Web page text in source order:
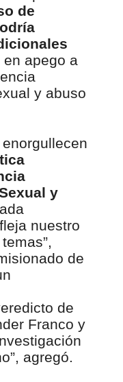
de
en apego a
y abuso
y
nuestro
de
de
Franco y
agregó.